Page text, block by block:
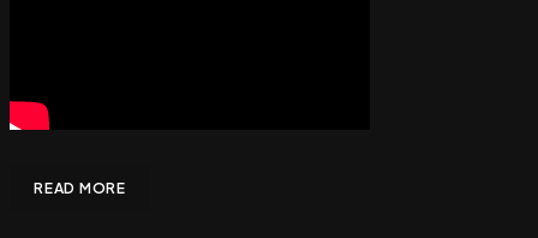
READ MORE